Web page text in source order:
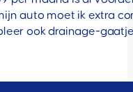
auto moet ik extra
ook drainage-